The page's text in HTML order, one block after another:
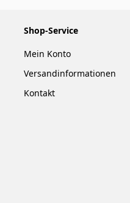
Shop-Service
Mein Konto
Versandinformationen
Kontakt